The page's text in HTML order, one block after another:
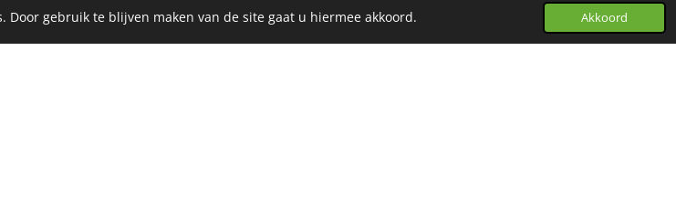
gebruik te blijven maken van de site gaat u hiermee akkoord. Akkoord